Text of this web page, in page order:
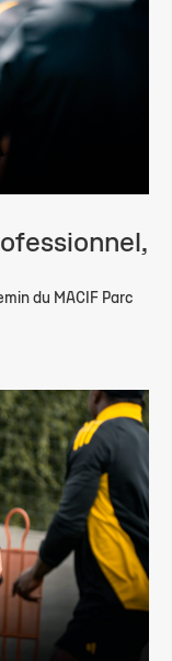
du MACIF Parc